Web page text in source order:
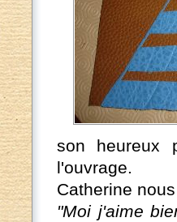
son heureux
l'ouvrage.
Catherine
"Moi j'aime